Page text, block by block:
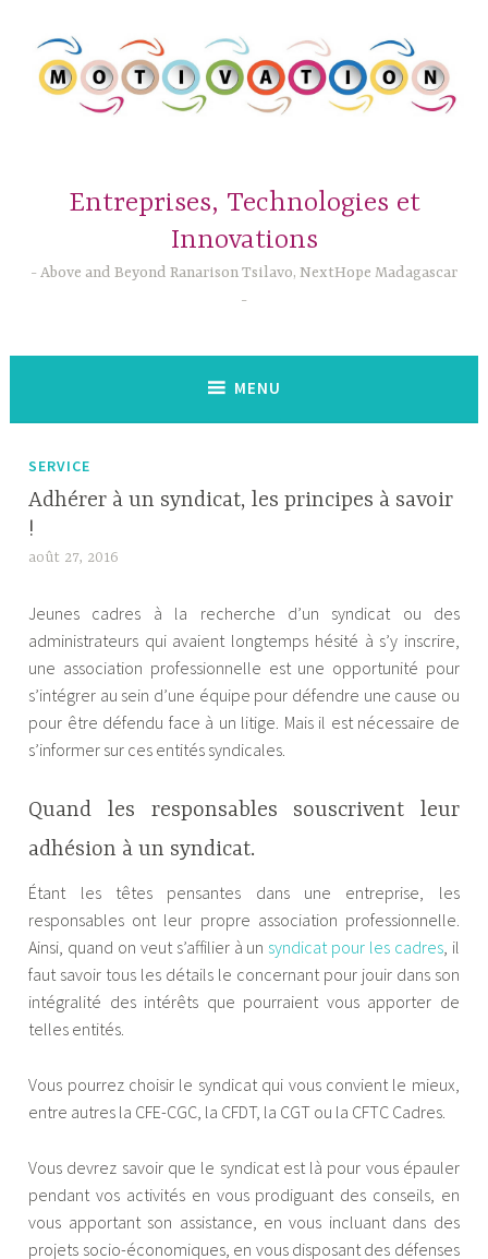
contenu
principal
Entreprises, Technologies et
Innovations
Above and Beyond Ranarison Tsilavo, NextHope Madagascar
MENU
SERVICE
Adhérer à un syndicat, les principes à savoir
!
août 27, 2016
m
a
f
l
e
k
Jeunes cadres à la recherche d’un syndicat ou des
administrateurs qui avaient longtemps hésité à s’y inscrire,
une association professionnelle est une opportunité pour
s’intégrer au sein d’une équipe pour défendre une cause ou
pour être défendu face à un litige. Mais il est nécessaire de
s’informer sur ces entités syndicales.
Quand les responsables souscrivent leur
adhésion à un syndicat.
Étant les têtes pensantes dans une entreprise, les
responsables ont leur propre association professionnelle.
Ainsi, quand on veut s’affilier à un syndicat pour les cadres, il
faut savoir tous les détails le concernant pour jouir dans son
intégralité des intérêts que pourraient vous apporter de
telles entités.
Vous pourrez choisir le syndicat qui vous convient le mieux,
entre autres la CFE-CGC, la CFDT, la CGT ou la CFTC Cadres.
Vous devrez savoir que le syndicat est là pour vous épauler
pendant vos activités en vous prodiguant des conseils, en
vous apportant son assistance, en vous incluant dans des
projets socio-économiques, en vous disposant des défenses